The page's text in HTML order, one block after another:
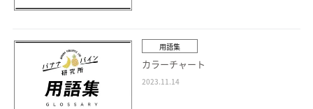
用語集
カラーチャート
2023.11.14